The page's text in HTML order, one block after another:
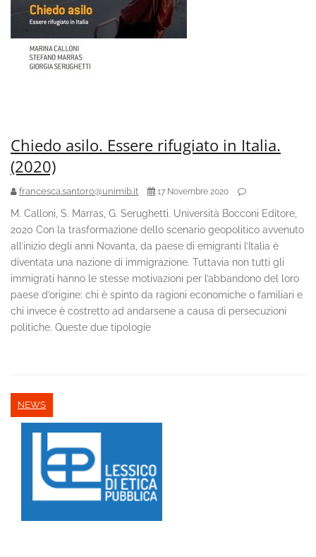
Chiedo asilo. Essere rifugiato in Italia.
(2020)
francesca.santoro@unimib.it 17 Novembre 2020
M. Calloni, S. Marras, G. Serughetti. Università Bocconi Editore,
2020 Con la trasformazione dello scenario geopolitico avvenuto
all’inizio degli anni Novanta, da paese di emigranti l’Italia è
diventata una nazione di immigrazione. Tuttavia non tutti gli
immigrati hanno le stesse motivazioni per l’abbandono del loro
paese d’origine: chi è spinto da ragioni economiche o familiari e
chi invece è costretto ad andarsene a causa di persecuzioni
politiche. Queste due tipologie
NEWS